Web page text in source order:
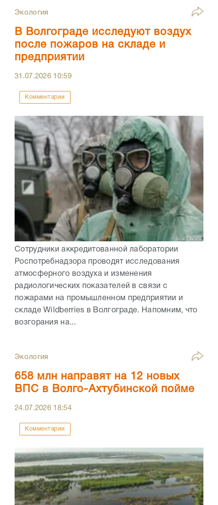
Экология
В Волгограде исследуют воздух
после пожаров на складе и
предприятии
31.07.2026 10:59
Комментарии
Сотрудники аккредитованной лаборатории
Роспотребнадзора проводят исследования
атмосферного воздуха и изменения
радиологических показателей в связи с
пожарами на промышленном предприятии и
складе Wildberries в Волгограде. Напомним, что
возгорания на...
Экология
658 млн направят на 12 новых
ВПС в Волго-Ахтубинской пойме
24.07.2026 18:54
Комментарии